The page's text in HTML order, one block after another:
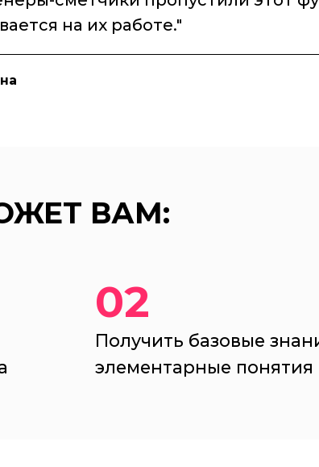
на их работе."
ВАМ:
02
Получить базовые
элементарные понятия